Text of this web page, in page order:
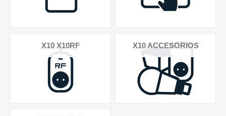
X10 X10RF X10 ACCESORIOS